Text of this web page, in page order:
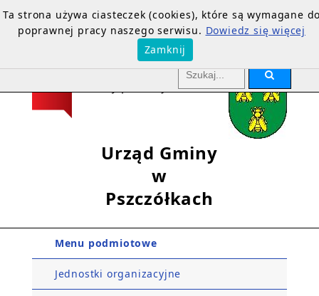
Urząd Gminy
w
Pszczółkach
Menu podmiotowe
Jednostki organizacyjne
Ta strona używa ciasteczek (cookies), które są wymagane
poprawnej pracy naszego serwisu. Dowiedz się więcej
Zamknij